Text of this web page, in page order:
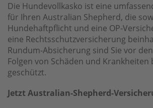
Die Hundevollkasko ist eine
für Ihren Australian Shepherd, die
Hundehaftpflicht und eine OP-
eine Rechtsschutzversicherung
Rundum-Absicherung sind Sie vor
Folgen von Schäden und Krankheiten
geschützt.
Jetzt Australian-Shepherd-